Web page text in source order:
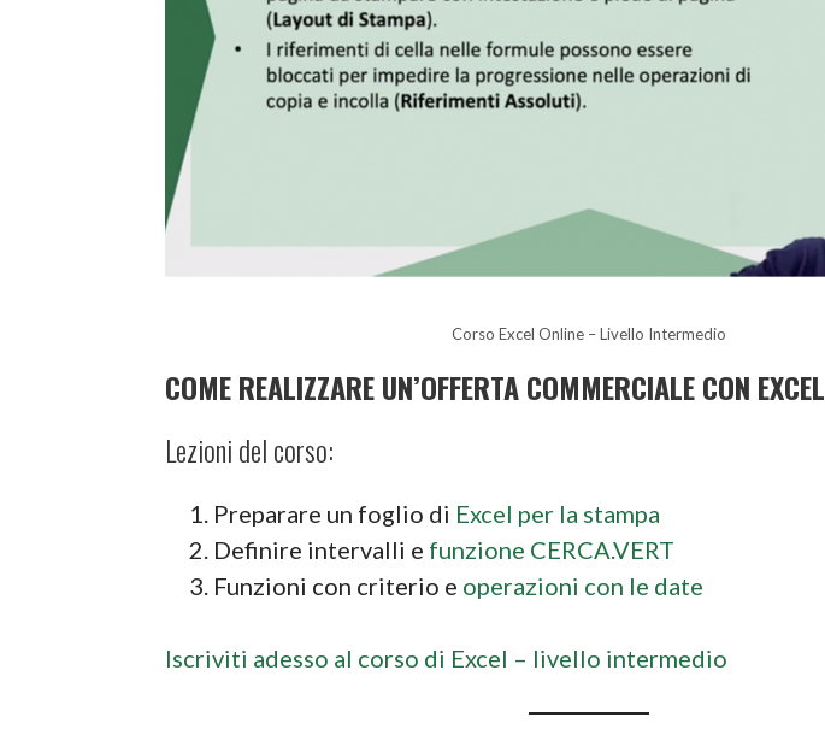
Corso Excel Online – Livello Intermedio
COME REALIZZARE UN’OFFERTA COMMERCIALE CON EXCEL
Lezioni del corso:
Preparare un foglio di Excel per la stampa
Definire intervalli e funzione CERCA.VERT
Funzioni con criterio e operazioni con le date
Iscriviti adesso al corso di Excel – livello intermedio